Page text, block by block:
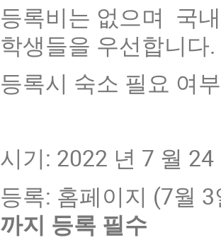
등록비는 없으며 국
학생들을 우선합니다.
등록시 숙소 필요 여
시기: 2022 년 7 월 24
등록: 홈페이지 (7월
까지 등록 필수